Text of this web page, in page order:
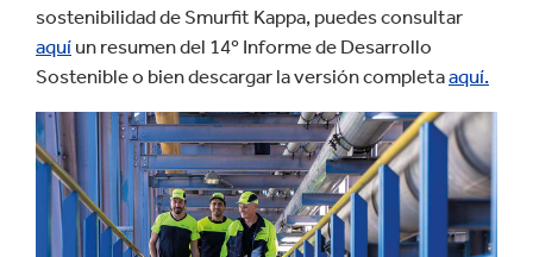
sostenibilidad de Smurfit Kappa, puedes consultar
aquí un resumen del 14º Informe de Desarrollo
Sostenible o bien descargar la versión completaaquí.